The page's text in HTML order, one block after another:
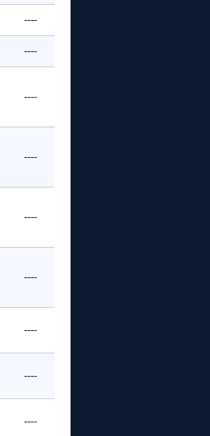
----
----
----
----
----
----
----
----
----